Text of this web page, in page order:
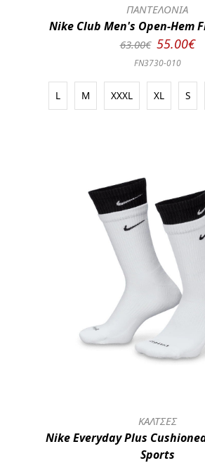
ΠΑΝΤΕΛΟΝΙΑ
Nike Club Men's Open-Hem
63.00€ 55.00€
FN3730-010
L M XXXL XL S
ΚΑΛΤΣΕΣ
Nike Everyday Plus
Sports